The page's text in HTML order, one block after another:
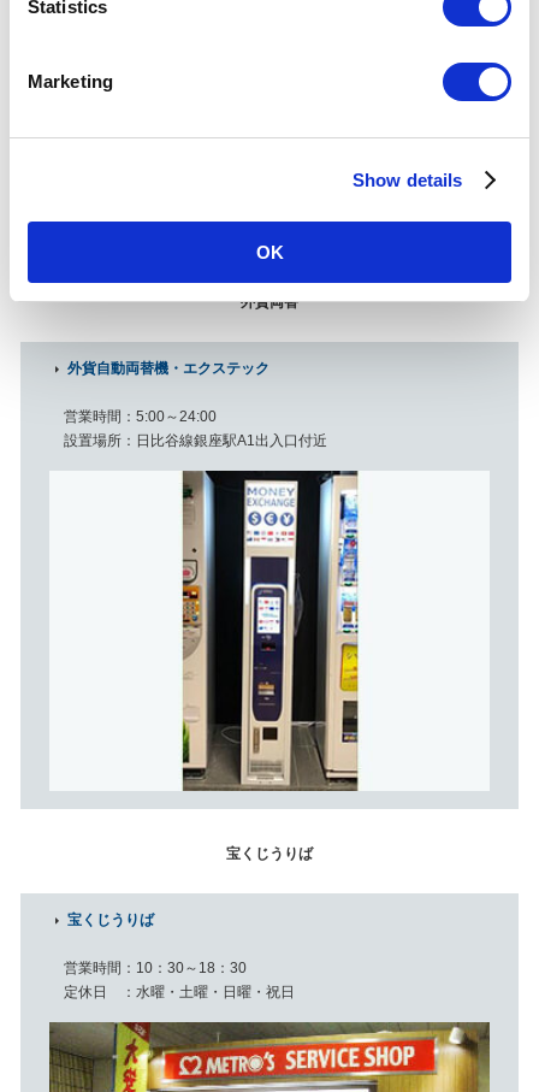
Statistics
Marketing
Show details
OK
外貨両替
外貨自動両替機・エクステック
営業時間
5:00～24:00
設置場所
日比谷線銀座駅A1出入口付近
宝くじうりば
宝くじうりば
営業時間
10：30～18：30
定休日
水曜・土曜・日曜・祝日